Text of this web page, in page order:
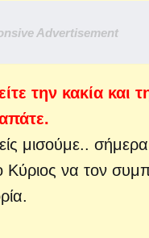
Advertisement
την κακία και
μισούμε..
Κύριος να τον